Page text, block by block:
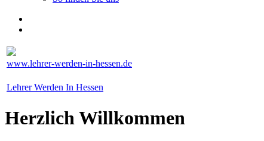
www.lehrer-werden-in-hessen.de
Lehrer Werden In Hessen
Herzlich Willkommen